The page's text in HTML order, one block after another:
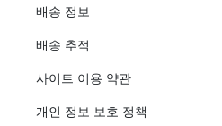
배송 정보
배송 추적
사이트 이용 약관
개인 정보 보호 정책